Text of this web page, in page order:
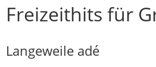
Freizeithits für
Langeweile adé